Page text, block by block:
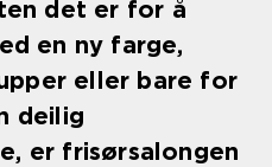
det er for å
en ny farge,
eller bare for
deilig
er frisørsalongen